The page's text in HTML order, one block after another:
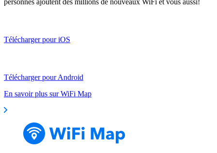
Télécharger pour iOS
Télécharger pour Android
En savoir plus sur WiFi Map